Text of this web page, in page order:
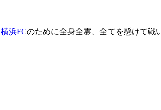
横浜FCのために全身全霊、全てを懸けて戦